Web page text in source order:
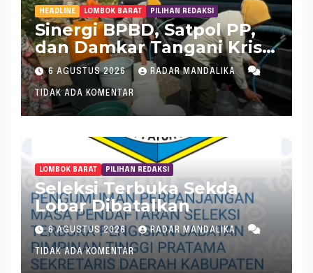
HEADLINE LOMBOK BARAT PILIHAN REDAKSI
Sinergi BPBD, Satpol PP,
dan Damkar Tangani Krisis
Air Bersih di Lobar
6 AGUSTUS 2026 RADAR MANDALIKA
TIDAK ADA KOMENTAR
LOMBOK BARAT PILIHAN REDAKSI
Seleksi Terbuka Sekda
Lobar Dibatalkan
6 AGUSTUS 2026 RADAR MANDALIKA
TIDAK ADA KOMENTAR